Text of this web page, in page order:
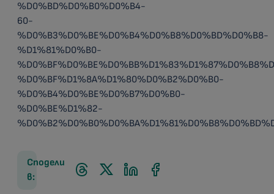
%D0%BD%D0%B0%D0%B4-
60-
%D0%B3%D0%BE%D0%B4%D0%B8%D0%BD%D0%B8-
%D1%81%D0%B0-
%D0%BF%D1%8A%D1%80%D0%B2%D0%B0-
%D0%B4%D0%BE%D0%B7%D0%B0-
%D0%BE%D1%82-
Сподели
в: